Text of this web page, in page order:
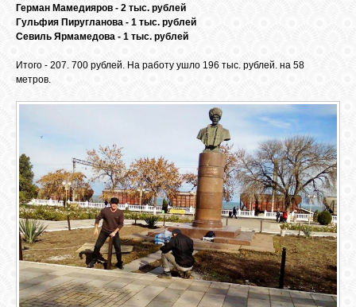
VK
GOOGLE+
TWITTER
FACEBOOK
Герман Мамедияров - 2 тыс. рублей
Гульфия Пиругланова - 1 тыс. рублей
Севиль Ярмамедова - 1 тыс. рублей
Итого - 207. 700 рублей. На работу ушло 196 тыс. рублей. на 58
метров.